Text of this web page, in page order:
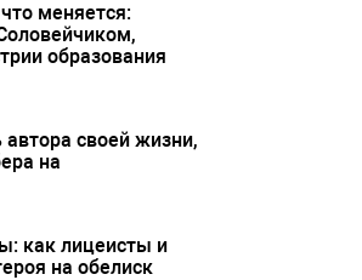
меняется:
образования
своей жизни,
на
как лицеисты и
на обелиск